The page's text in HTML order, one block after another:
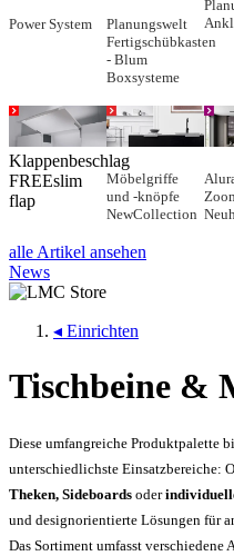
Power System
Planungswelt
Fertigschübkasten
- Blum
Boxsysteme
Klappenbeschlag
FREEslim
flap
Möbelgriffe
und -knöpfe
NewCollection
alle Artikel ansehen
News
◂ Einrichten
Tischbeine &
Diese umfangreiche Produktpalette
unterschiedlichste Einsatzbereiche:
Theken, Sideboards oder
und designorientierte Lösungen für
Das Sortiment umfasst